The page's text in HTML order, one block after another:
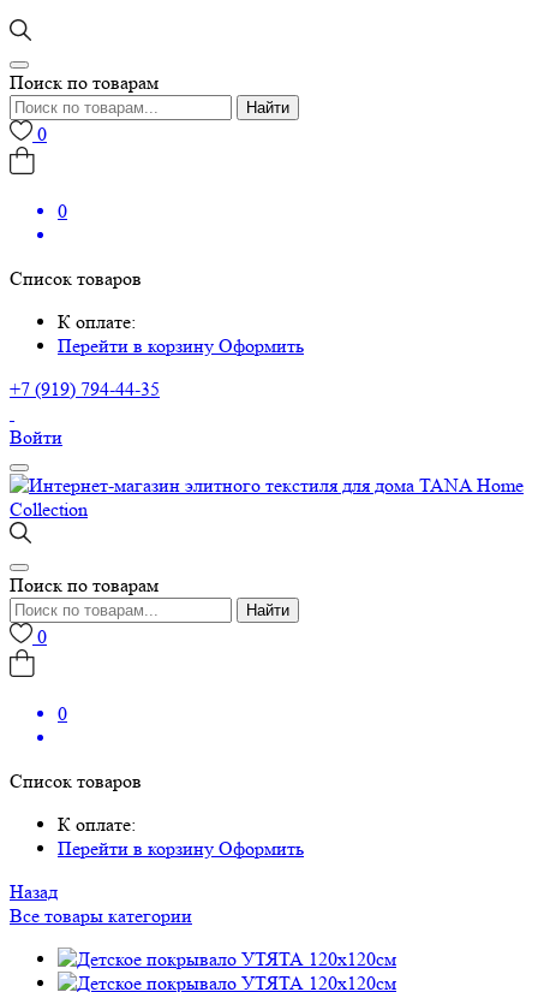
Поиск по товарам
Найти
0
0
Список товаров
К оплате:
Перейти в корзину Оформить
+7 (919) 794-44-35
Войти
Поиск по товарам
Найти
0
0
Список товаров
К оплате:
Перейти в корзину Оформить
Назад
Все товары категории